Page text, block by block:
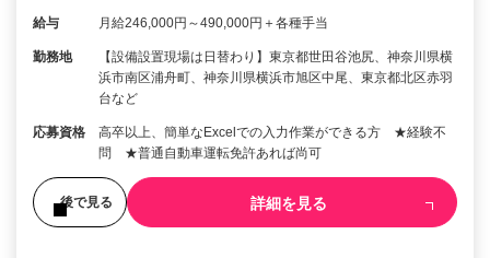
給与 月給246,000円～490,000円＋各種手当
勤務地
【設備設置現場は日替わり】東京都世田谷池尻、神奈川県横
浜市南区浦舟町、神奈川県横浜市旭区中尾、東京都北区赤羽
台など
応募資格
高卒以上、簡単なExcelでの入力作業ができる方 ★経験不
問 ★普通自動車運転免許あれば尚可
後で見る 詳細を見る